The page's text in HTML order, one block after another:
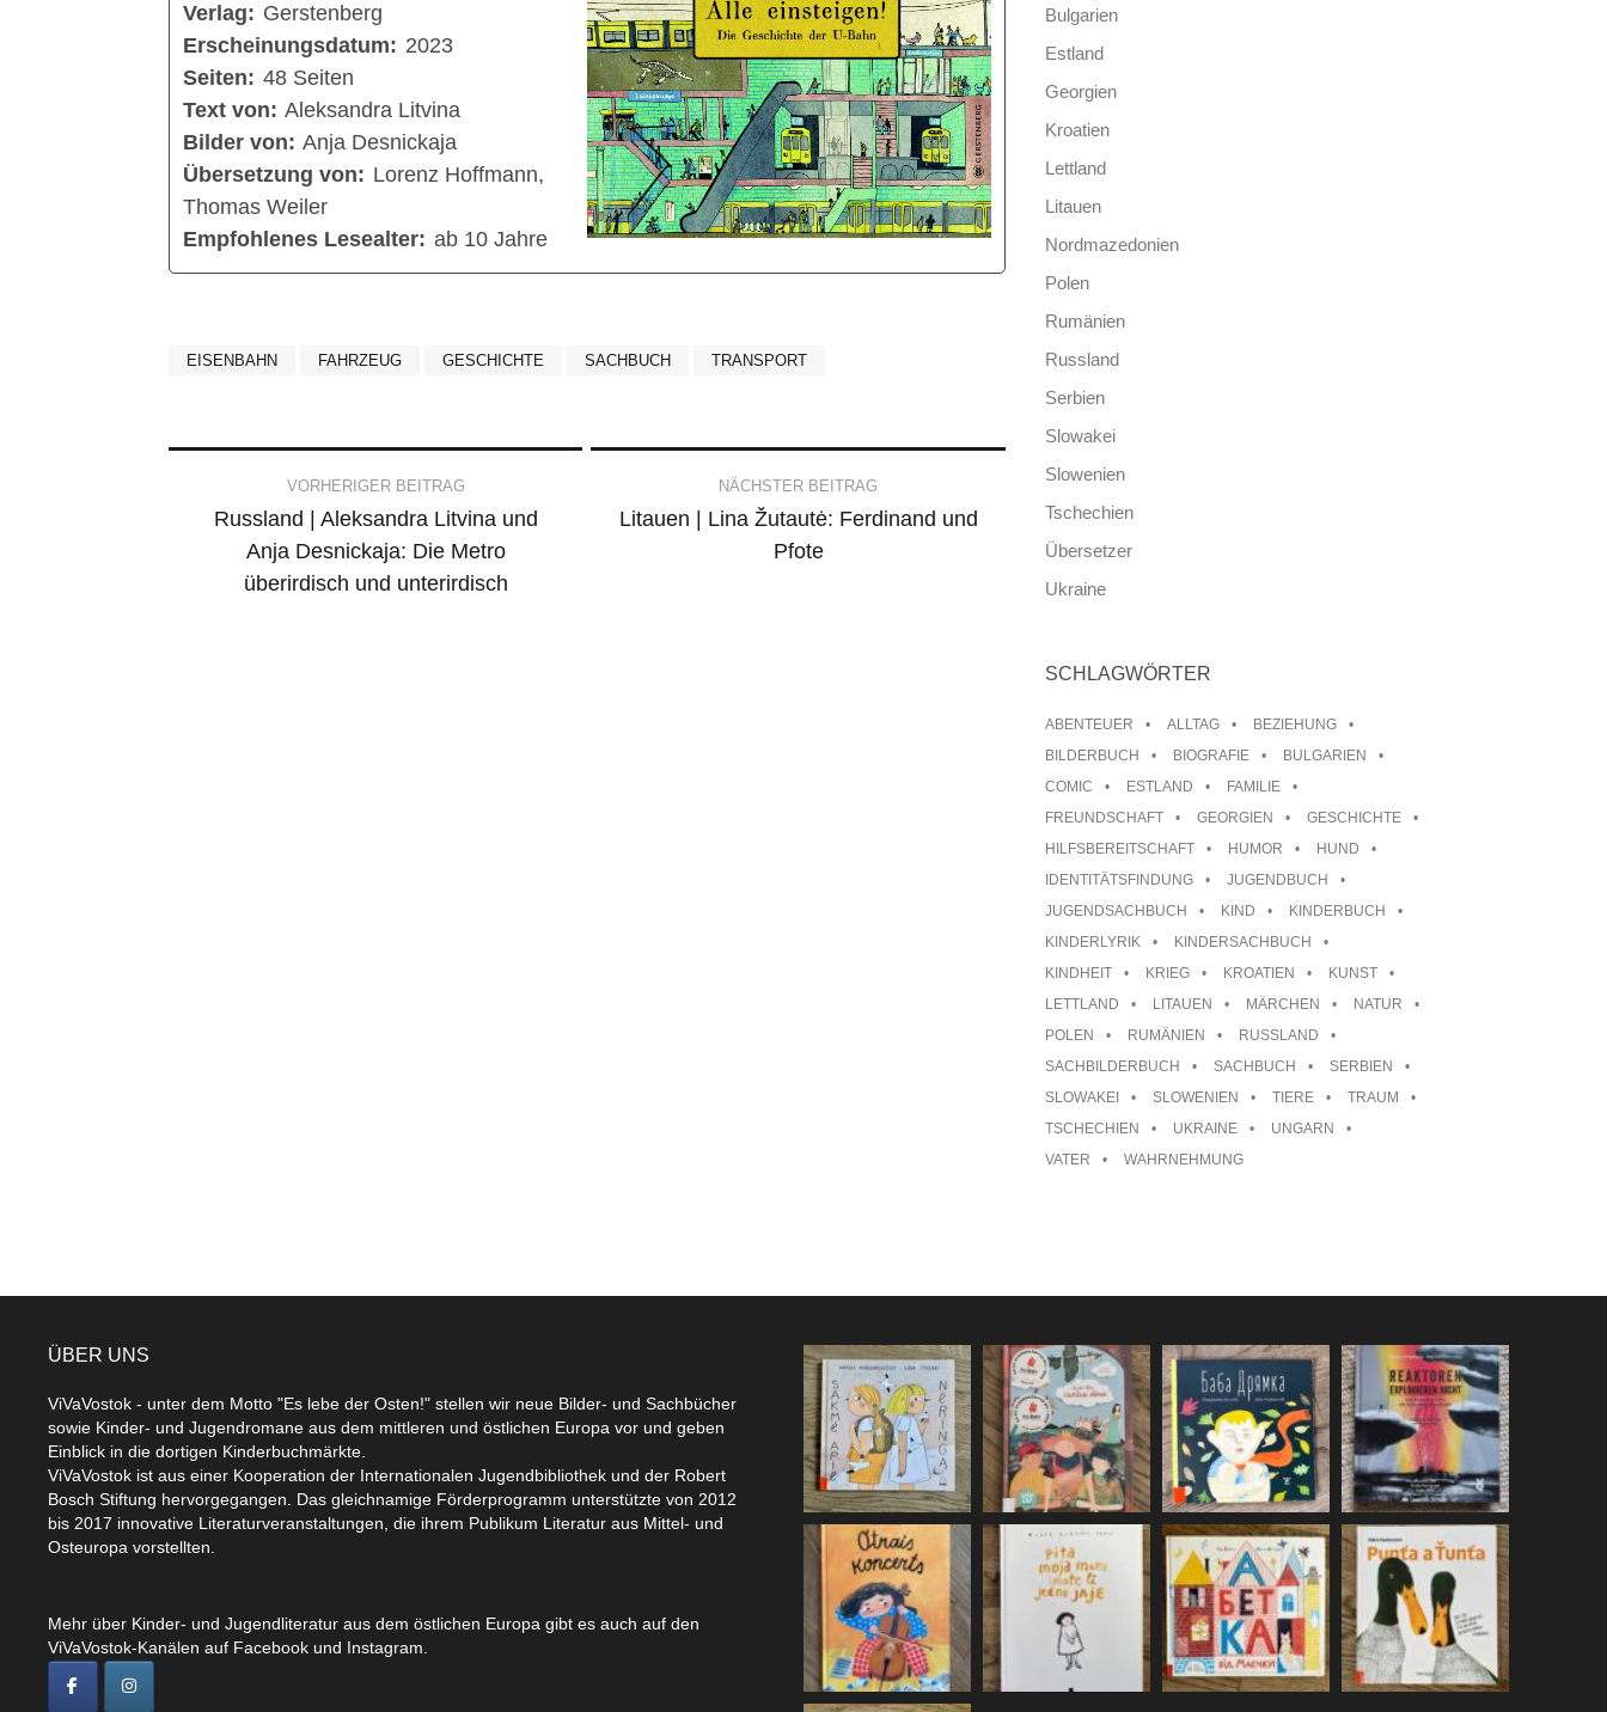
Verlag: Gerstenberg
Erscheinungsdatum: 2023
Seiten: 48 Seiten
Text von: Aleksandra Litvina
Bilder von: Anja Desnickaja
Übersetzung von: Lorenz Hoffmann,
Thomas Weiler
Empfohlenes Lesealter: ab 10 Jahre
EISENBAHN FAHRZEUG GESCHICHTE SACHBUCH TRANSPORT
navigation
VORHERIGER BEITRAG
Russland | Aleksandra Litvina und
Anja Desnickaja: Die Metro
überirdisch und unterirdisch
NÄCHSTER BEITRAG
Litauen | Lina Žutautė: Ferdinand und
Pfote
Bulgarien
Estland
Georgien
Kroatien
Lettland
Litauen
Nordmazedonien
Polen
Rumänien
Russland
Serbien
Slowakei
Slowenien
Tschechien
Übersetzer
Ukraine
SCHLAGWÖRTER
ABENTEUER ALLTAG
BEZIEHUNG
BILDERBUCH
BIOGRAFIE
BULGARIEN
COMIC
ESTLAND
FAMILIE
FREUNDSCHAFT
GEORGIEN
GESCHICHTE
HILFSBEREITSCHAFT
HUMOR
HUND
IDENTITÄTSFINDUNG
JUGENDBUCH
JUGENDSACHBUCH
KIND
KINDERBUCH
KINDERLYRIK
KINDERSACHBUCH
KINDHEIT
KRIEG KROATIEN
KUNST
LETTLAND
LITAUEN MÄRCHEN
NATUR
POLEN
RUMÄNIEN
RUSSLAND
SACHBILDERBUCH
SACHBUCH
SERBIEN
SLOWAKEI
SLOWENIEN TIERE
TRAUM
TSCHECHIEN
UKRAINE
UNGARN
VATER
WAHRNEHMUNG
ÜBER UNS
ViVaVostok - unter dem Motto "Es lebe der Osten!" stellen wir neue Bilder- und Sachbücher
sowie Kinder- und Jugendromane aus dem mittleren und östlichen Europa vor und geben
Einblick in die dortigen Kinderbuchmärkte.
ViVaVostok ist aus einer Kooperation der Internationalen Jugendbibliothek und der Robert
Bosch Stiftung hervorgegangen. Das gleichnamige Förderprogramm unterstützte von 2012
bis 2017 innovative Literaturveranstaltungen, die ihrem Publikum Literatur aus Mittel- und
Osteuropa vorstellten.
Mehr über Kinder- und Jugendliteratur aus dem östlichen Europa gibt es auch auf den
ViVaVostok-Kanälen auf Facebook und Instagram.